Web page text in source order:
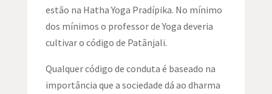
estão na Hatha Yoga Pradípika. No mínimo
dos mínimos o professor de Yoga deveria
cultivar o código de Patãnjali.
Qualquer código de conduta é baseado na
importância que a sociedade dá ao dharma